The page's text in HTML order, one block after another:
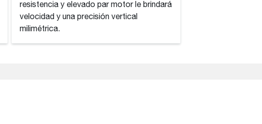
resistencia y elevado par motor le brindará
velocidad y una precisión vertical
milimétrica.